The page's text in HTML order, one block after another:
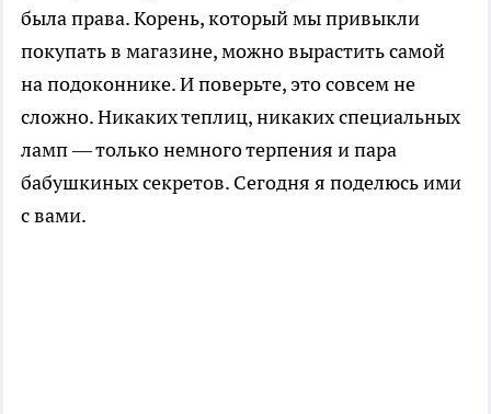
была права. Корень, который мы привыкли
покупать в магазине, можно вырастить самой
на подоконнике. И поверьте, это совсем не
сложно. Никаких теплиц, никаких специальных
ламп — только немного терпения и пара
бабушкиных секретов. Сегодня я поделюсь ими
с вами.